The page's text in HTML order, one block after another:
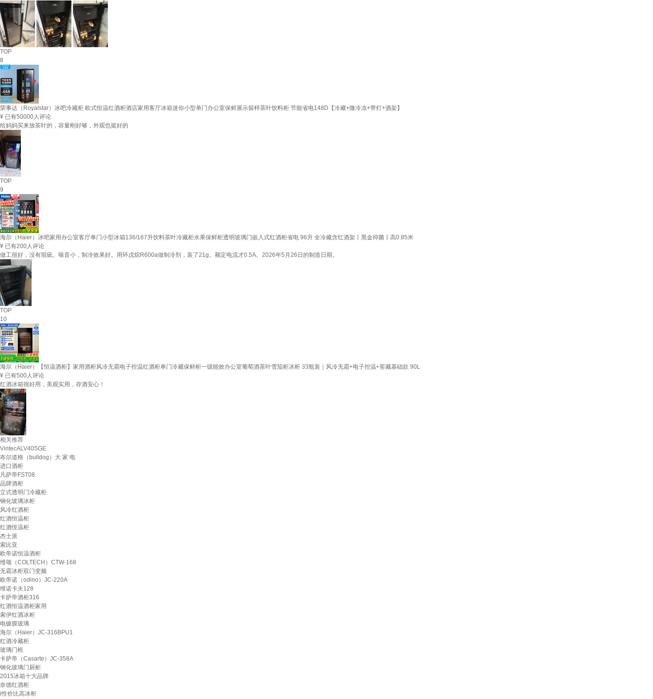
TOP
8
荣事达（Royalstar）冰吧冷藏柜 欧式恒温红酒柜酒店家用客厅冰箱迷你小型单门办公室保鲜展示留样茶叶饮料柜 节能省电148D【冷藏+微冷冻+带灯+酒架】
¥ 已有50000人评论
给妈妈买来放茶叶的，容量刚好够，外观也挺好的
TOP
9
海尔（Haier）冰吧家用办公室客厅单门小型冰箱136/167升饮料茶叶冷藏柜水果保鲜柜透明玻璃门嵌入式红酒柜省电 96升 全冷藏含红酒架丨黑金抑菌丨高0.85米
¥ 已有200人评论
做工很好，没有瑕疵。噪音小，制冷效果好。用环戊烷R600a做制冷剂，装了21g。额定电流才0.5A。2026年5月26日的制造日期。
TOP
10
海尔（Haier）【恒温酒柜】家用酒柜风冷无霜电子控温红酒柜单门冷藏保鲜柜一级能效办公室葡萄酒茶叶雪茄柜冰柜 33瓶装｜风冷无霜+电子控温+窖藏基础款 90L
¥ 已有500人评论
红酒冰箱很好用，美观实用，存酒安心！
相关推荐
VintecALV40SGE
布尔道格（bulldog）大 家 电
进口酒柜
凡萨帝FST08
品牌酒柜
立式透明门冷藏柜
钢化玻璃冰柜
风冷红酒柜
红酒恒温柜
红酒恆温柜
杰士派
索比亚
欧帝诺恒温酒柜
维颂（COLTECH）CTW-168
无霜冰柜双门变频
欧帝诺（odino）JC-220A
维诺卡夫128
卡萨帝酒柜316
红酒恒温酒柜家用
索伊红酒冰柜
电镀膜玻璃
海尔（Haier）JC-316BPU1
红酒冷藏柜
玻璃门框
卡萨帝（Casarte）JC-358A
钢化玻璃门厨柜
2015冰箱十大品牌
奈德红酒柜
i性价比高冰柜